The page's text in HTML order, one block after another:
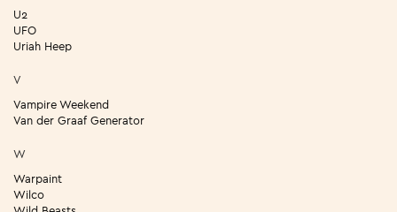
U2
UFO
Uriah Heep
V
Vampire Weekend
Van der Graaf Generator
W
Warpaint
Wilco